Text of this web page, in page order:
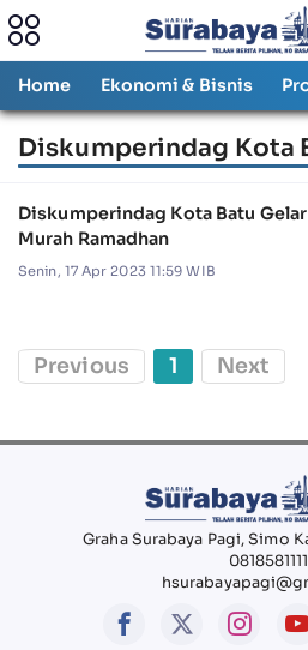
Home Ekonomi & Bisnis
Diskumperindag Kota
Diskumperindag Kota Batu Gelar
Murah Ramadhan
Senin, 17 Apr 2023 11:59 WIB
Previous 1 Next
Graha Surabaya Pagi, Simo
0818581111